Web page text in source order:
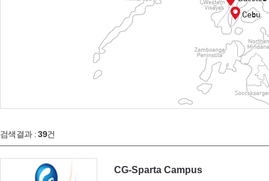
검색결과 :39건
CG-Sparta Campus